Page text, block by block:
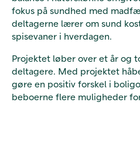
fokus på sundhed med
deltagerne lærer om sund
spisevaner i hverdagen.
Projektet løber over et år og
deltagere. Med projektet
gøre en positiv forskel i
beboerne flere muligheder